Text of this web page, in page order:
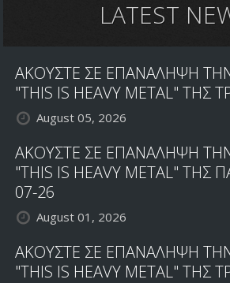
LATEST
ΑΚΟΥΣΤΕ ΣΕ ΕΠΑΝΑΛΗΨΗ
"THIS IS HEAVY METAL" ΤΗΣ
August 05, 2026
ΑΚΟΥΣΤΕ ΣΕ ΕΠΑΝΑΛΗΨΗ
"THIS IS HEAVY METAL" ΤΗΣ
07-26
August 01, 2026
ΑΚΟΥΣΤΕ ΣΕ ΕΠΑΝΑΛΗΨΗ
"THIS IS HEAVY METAL" ΤΗΣ